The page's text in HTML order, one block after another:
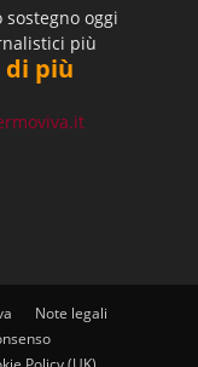
oggi
più
di più
Note legali